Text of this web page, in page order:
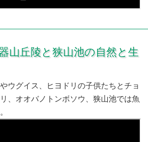
山丘陵と狭山池の自然と生
ウグイス、ヒヨドリの子供たちとチョ
、オオバノトンボソウ、狭山池では魚